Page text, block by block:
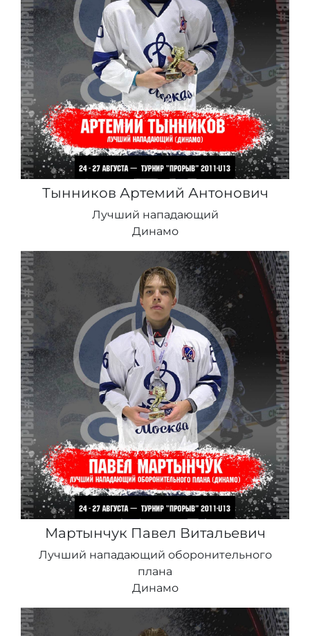
Тынников Артемий Антонович
Лучший нападающий
Динамо
Мартынчук Павел Витальевич
Лучший нападающий оборонительного
плана
Динамо